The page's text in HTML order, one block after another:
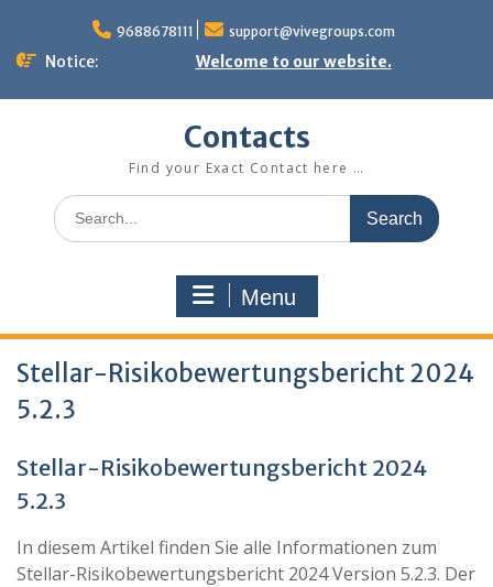
content
9688678111 support@vivegroups.com
Notice: Welcome to our website.
Contacts
Find your Exact Contact here …
Search
for:
Menu
Stellar-Risikobewertungsbericht 2024
5.2.3
Stellar-Risikobewertungsbericht 2024
5.2.3
In diesem Artikel finden Sie alle Informationen zum
Stellar-Risikobewertungsbericht 2024 Version 5.2.3. Der